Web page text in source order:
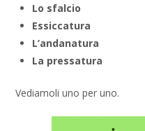
Lo sfalcio
Essiccatura
L’andanatura
La pressatura
Vediamoli uno per uno.